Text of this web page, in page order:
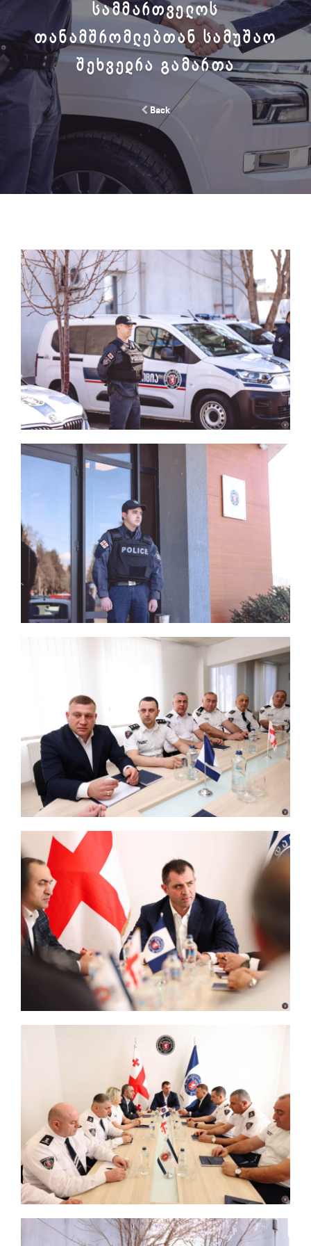
ᲡᲐᲛᲛᲐᲠᲗᲕᲔᲚᲝᲡ
ᲗᲐᲜᲐᲛᲨᲠᲝᲛᲚᲔᲑᲗᲐᲜ ᲡᲐᲛᲣᲨᲐᲝ
ᲨᲔᲮᲕᲔᲓᲠᲐ ᲒᲐᲛᲐᲠᲗᲐ
Back